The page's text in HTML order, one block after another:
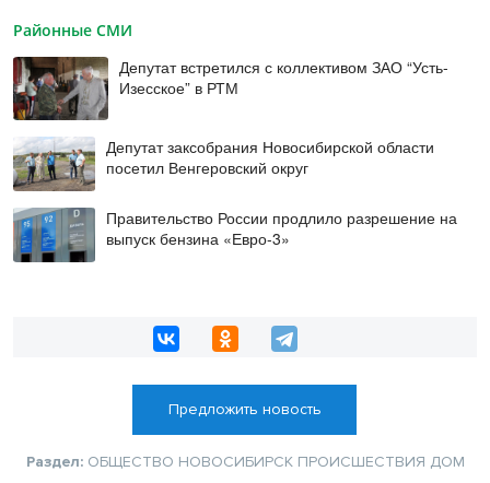
Районные СМИ
Депутат встретился с коллективом ЗАО “Усть-
Изесское” в РТМ
Депутат заксобрания Новосибирской области
посетил Венгеровский округ
Правительство России продлило разрешение на
выпуск бензина «Евро-3»
Предложить новость
Раздел: ОБЩЕСТВО НОВОСИБИРСК ПРОИСШЕСТВИЯ ДОМ